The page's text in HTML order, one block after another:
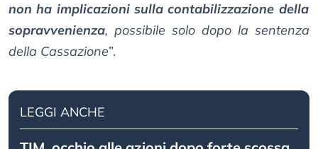
non ha implicazioni sulla contabilizzazione della
sopravvenienza, possibile solo dopo la sentenza
della Cassazione”.
LEGGI ANCHE